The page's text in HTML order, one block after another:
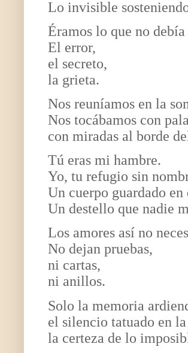
Lo invisible
Éramos lo que no debía
El error,
el secreto,
la grieta.
Nos reuníamos en la
Nos tocábamos con
con miradas al borde
Tú eras mi hambre.
Yo, tu refugio sin
Un cuerpo guardado
Un destello que nadie
Los amores así no
No dejan pruebas,
ni cartas,
ni anillos.
Solo la memoria
el silencio tatuado en
la certeza de lo